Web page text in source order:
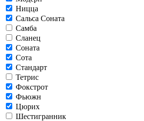
Ницца
Сальса Соната
Самба
Сланец
Соната
Сота
Стандарт
Тетрис
Фокстрот
Фьюжн
Цюрих
Шестигранник